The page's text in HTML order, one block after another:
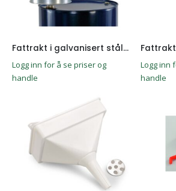
Fattrakt i galvanisert stål med lokk ø300mm
Logg inn for å se priser og
handle
Logg inn
handle